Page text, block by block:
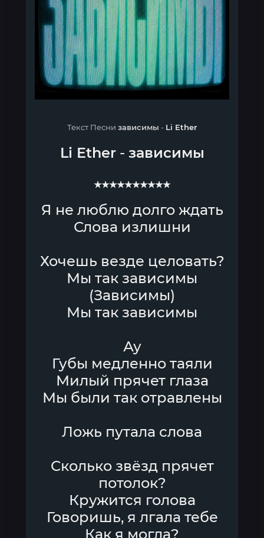
Текст Песни зависимы - Li Ether
Li Ether- зависимы
★★★★★★★★★★
Я не люблю долго ждать
Слова излишни
Хочешь везде целовать?
Мы так зависимы
(Зависимы)
Мы так зависимы
Ау
Губы медленно таяли
Милый прячет глаза
Мы были так отравлены
Ложь путала слова
Сколько звёзд прячет
потолок?
Кружится голова
Говоришь, я лгала тебе
Как я могла?